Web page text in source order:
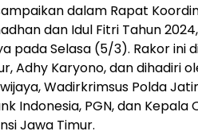
dalam Rapat
dan Idul Fitri Tahun
pada Selasa (5/3). Rakor ini
Adhy Karyono, dan dihadiri
Wadirkrimsus Polda
Indonesia, PGN, dan
Jawa Timur.